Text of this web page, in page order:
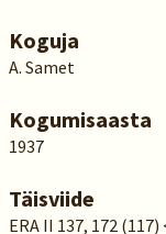
Koguja
A. Samet
Kogumisaasta
1937
Täisviide
ERA II 137, 172